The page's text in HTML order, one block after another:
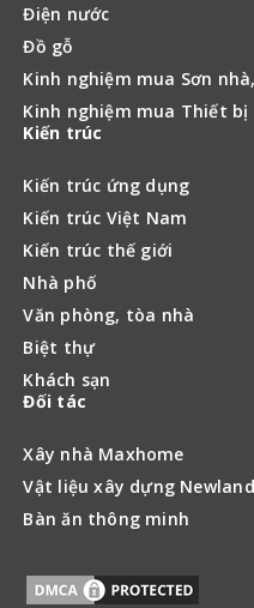
Điện nước
Đồ gỗ
Kinh nghiệm mua Sơn
Kinh nghiệm mua Thiết bị
Kiến trúc
Kiến trúc ứng dụng
Kiến trúc Việt Nam
Kiến trúc thế giới
Nhà phố
Văn phòng, tòa nhà
Biệt thự
Khách sạn
Đối tác
Xây nhà Maxhome
Vật liệu xây dựng
Bàn ăn thông minh